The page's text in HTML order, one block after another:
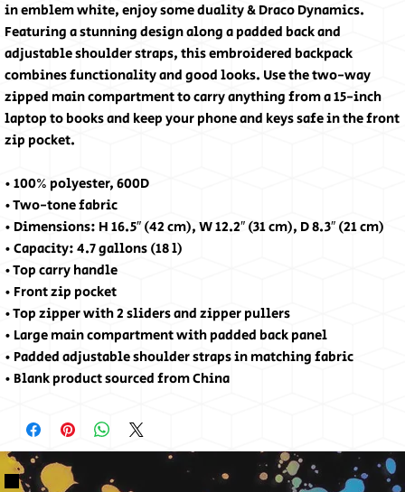
in emblem white, enjoy some duality & Draco Dynamics.
Featuring a stunning design along a padded back and
adjustable shoulder straps, this embroidered backpack
combines functionality and good looks. Use the two-way
zipped main compartment to carry anything from a 15-inch
laptop to books and keep your phone and keys safe in the front
zip pocket.
• 100% polyester, 600D
• Two-tone fabric
• Dimensions: H 16.5″ (42 cm), W 12.2″ (31 cm), D 8.3″ (21 cm)
• Capacity: 4.7 gallons (18 l)
• Top carry handle
• Front zip pocket
• Top zipper with 2 sliders and zipper pullers
• Large main compartment with padded back panel
• Padded adjustable shoulder straps in matching fabric
• Blank product sourced from China